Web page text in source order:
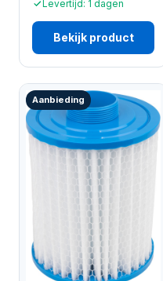
Levertijd: 1 dagen
Bekijk product
Aanbieding